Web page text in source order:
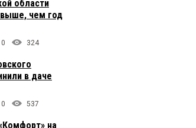
области
выше, чем год
0 324
в даче
0 537
на